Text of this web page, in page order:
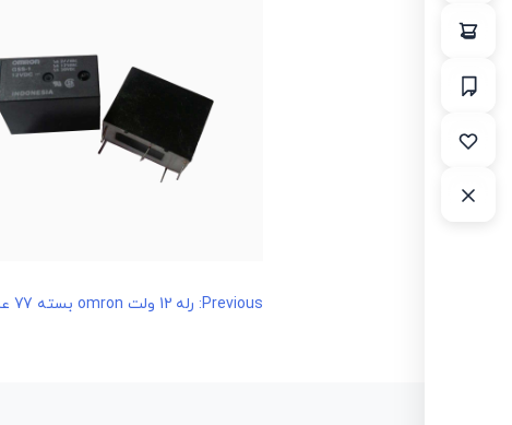
راهبری
Previous: رله 12 ولت omron بسته 77 عددی